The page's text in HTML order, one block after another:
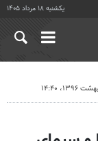
یکشنبه ۱۸ مرداد ۱۴۰۵